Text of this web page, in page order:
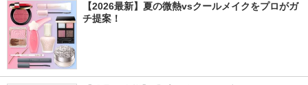
【2026最新】夏の微熱vsクールメイクをプロがガ
チ提案！